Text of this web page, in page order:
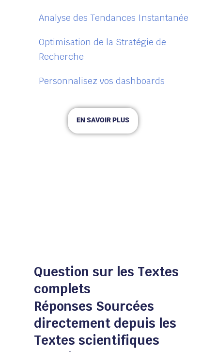
Analyse des Tendances Instantanée
Optimisation de la Stratégie de
Recherche
Personnalisez vos dashboards
EN SAVOIR PLUS
Question sur les Textes
complets
Réponses Sourcées
directement depuis les
Textes scientifiques